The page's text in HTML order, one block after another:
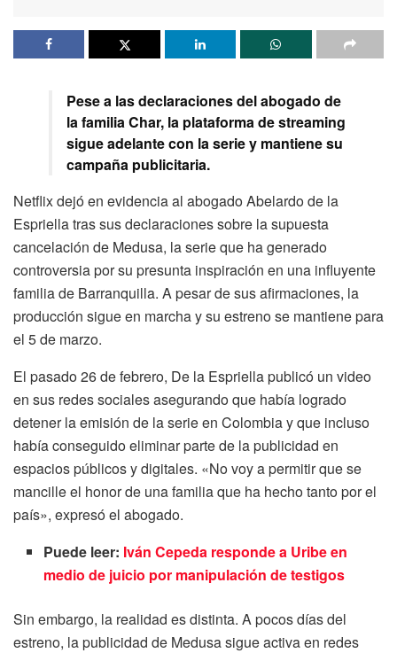
Pese a las declaraciones del abogado de
la familia Char, la plataforma de streaming
sigue adelante con la serie y mantiene su
campaña publicitaria.
Netflix dejó en evidencia al abogado Abelardo de la
Espriella tras sus declaraciones sobre la supuesta
cancelación de Medusa, la serie que ha generado
controversia por su presunta inspiración en una influyente
familia de Barranquilla. A pesar de sus afirmaciones, la
producción sigue en marcha y su estreno se mantiene para
el 5 de marzo.
El pasado 26 de febrero, De la Espriella publicó un video
en sus redes sociales asegurando que había logrado
detener la emisión de la serie en Colombia y que incluso
había conseguido eliminar parte de la publicidad en
espacios públicos y digitales. «No voy a permitir que se
mancille el honor de una familia que ha hecho tanto por el
país», expresó el abogado.
Puede leer: Iván Cepeda responde a Uribe en
medio de juicio por manipulación de testigos
Sin embargo, la realidad es distinta. A pocos días del
estreno, la publicidad de Medusa sigue activa en redes